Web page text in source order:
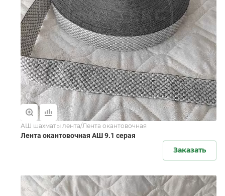
АШ шахматы лента/Лента окантовочная
Лента окантовочная АШ 9.1 серая
Заказать